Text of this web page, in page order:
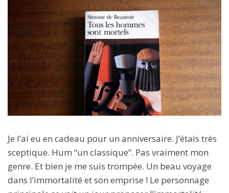
Je l’ai eu en cadeau pour un anniversaire. J’étais très
sceptique. Hum “un classique”. Pas vraiment mon
genre. Et bien je me suis trompée. Un beau voyage
dans l’immortalité et son emprise ! Le personnage